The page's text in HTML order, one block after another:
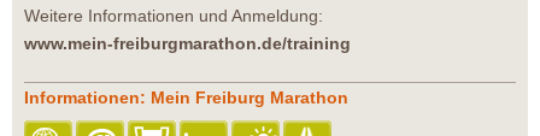
Weitere Informationen und Anmeldung:
www.mein-freiburgmarathon.de/training
Informationen: Mein Freiburg Marathon